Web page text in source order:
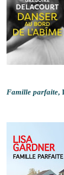
Famille parfaite,